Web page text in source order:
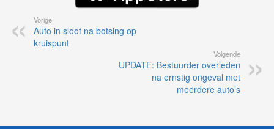
Vorige
Auto in sloot na botsing op
kruispunt
Volgende
UPDATE: Bestuurder overleden
na ernstig ongeval met
meerdere auto’s